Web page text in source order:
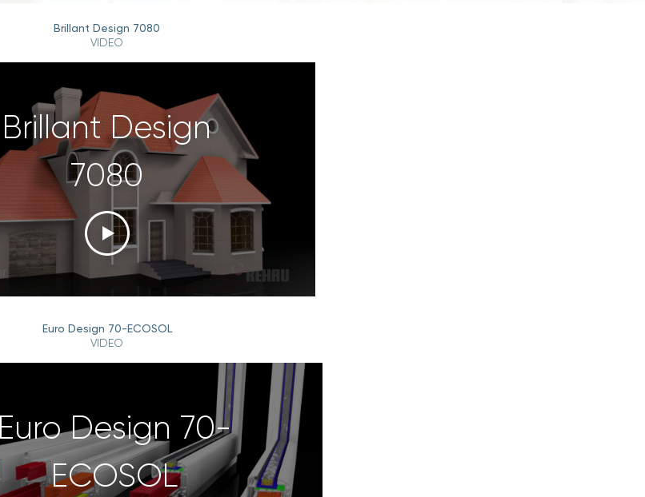
Brillant Design 7080
VIDEO
Brillant Design
7080
Euro Design 70-ECOSOL
VIDEO
Euro Design 70-
ECOSOL